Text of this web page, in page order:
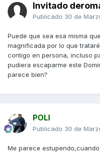
Invitado
Publicado 30 de
Puede que sea esa misma
magnificada por lo que
contigo en persona, incluso
pudiera escaparme este
parece bien?
POLI
Publicado 30 de
Me parece